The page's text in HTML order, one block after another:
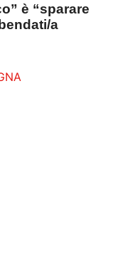
è “sparare
a